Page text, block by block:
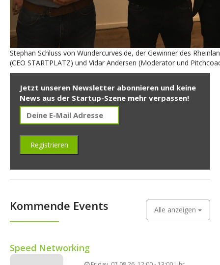
Stephan Schluss von Wundercurves.de, der Gewinner des
(CEO STARTPLATZ) und Vidar Andersen (Moderator und
Jetzt unseren Newsletter abonnieren und keine
News aus der Startup-Szene mehr verpassen!
Kommende Events Alle anzeigen
Speed Networking